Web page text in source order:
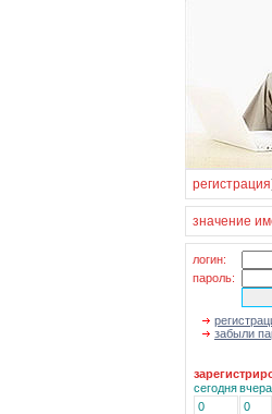
регистрация
значение
логин:
пароль:
забыли
сегоднявчера
0
0